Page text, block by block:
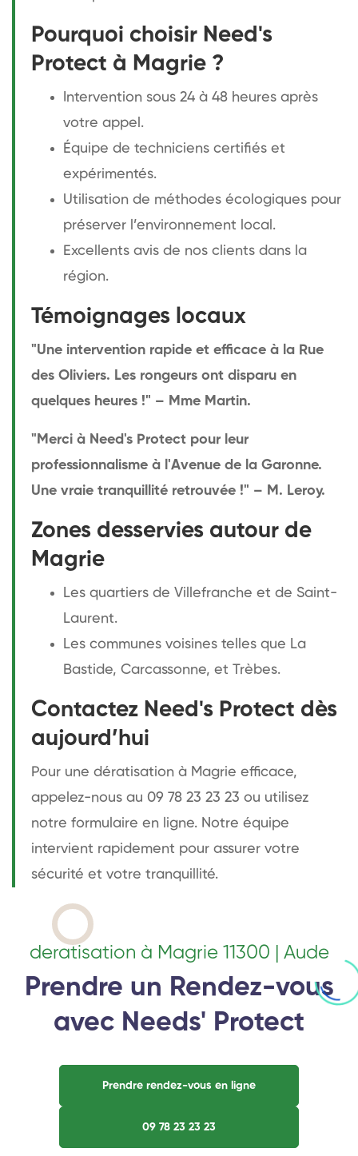
Pourquoi choisir Need's
Protect à Magrie ?
Intervention sous 24 à 48 heures après
votre appel.
Équipe de techniciens certifiés et
expérimentés.
Utilisation de méthodes écologiques pour
préserver l’environnement local.
Excellents avis de nos clients dans la
région.
Témoignages locaux
"Une intervention rapide et efficace à la Rue
des Oliviers. Les rongeurs ont disparu en
quelques heures !" – Mme Martin.
"Merci à Need's Protect pour leur
professionnalisme à l'Avenue de la Garonne.
Une vraie tranquillité retrouvée !" – M. Leroy.
Zones desservies autour de
Magrie
Les quartiers de Villefranche et de Saint-
Laurent.
Les communes voisines telles que La
Bastide, Carcassonne, et Trèbes.
Contactez Need's Protect dès
aujourd’hui
Pour une dératisation à Magrie efficace,
appelez-nous au 09 78 23 23 23 ou utilisez
notre formulaire en ligne. Notre équipe
intervient rapidement pour assurer votre
sécurité et votre tranquillité.
deratisation à Magrie 11300 | Aude
Prendre un Rendez-vous
avec Needs' Protect
Prendre rendez-vous en ligne
09 78 23 23 23